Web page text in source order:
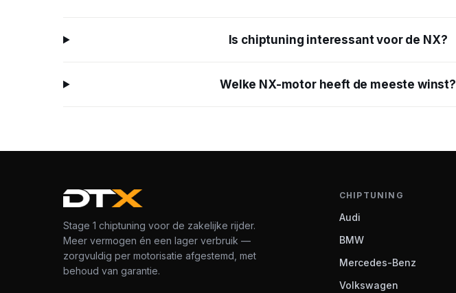
Is chiptuning interessant voor de NX?
Welke NX-motor heeft de meeste winst?
Stage 1 chiptuning voor de zakelijke rijder.
Meer vermogen én een lager verbruik —
zorgvuldig per motorisatie afgestemd, met
behoud van garantie.
CHIPTUNING
Audi
BMW
Mercedes-Benz
Volkswagen